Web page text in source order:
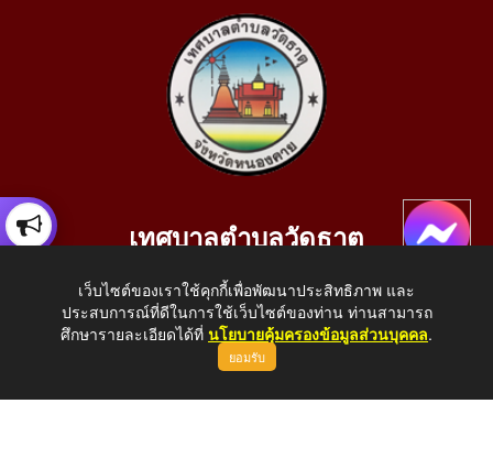
เทศบาลตำบลวัดธาตุ
อ.เมือง จ.หนองคาย 43000
โทรศัพท์: 042-414758 โทรสาร: 042-414759
E-Mail: saraban_05430110@dla.go.th
เว็บไซต์ของเราใช้คุกกี้เพื่อพัฒนาประสิทธิภาพ และ
ประสบการณ์ที่ดีในการใช้เว็บไซต์ของท่าน ท่านสามารถ
ศึกษารายละเอียดได้ที่ นโยบายคุ้มครองข้อมูลส่วนบุคคล.
ยอมรับ